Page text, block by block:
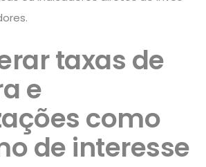
taxas de
e
como
de interesse